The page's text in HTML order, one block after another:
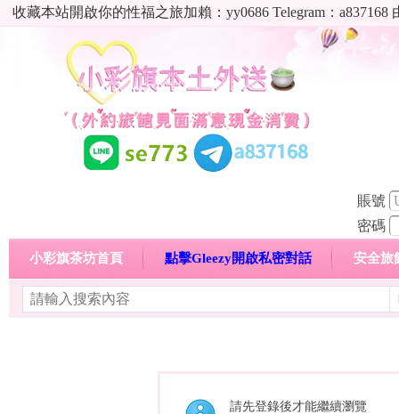
收藏本站開啟你的性福之旅加賴：yy0686 Telegram：
賬號
密碼
小彩旗茶坊首頁 點擊Gleezy開啟私密對話 安全旅
請先登錄後才能繼續瀏覽